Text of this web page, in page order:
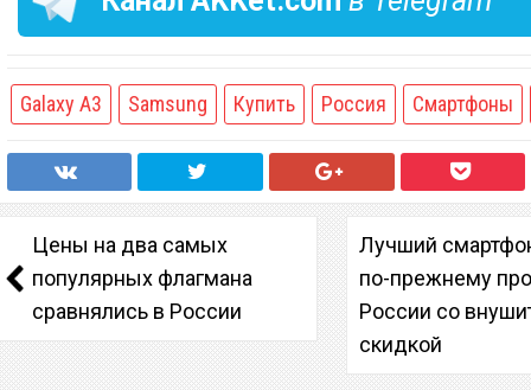
Galaxy A3 Samsung Купить Россия Смартфоны
Цены на два самых
популярных флагмана
сравнялись в России
Лучший
по-прежнему
России со
скидкой